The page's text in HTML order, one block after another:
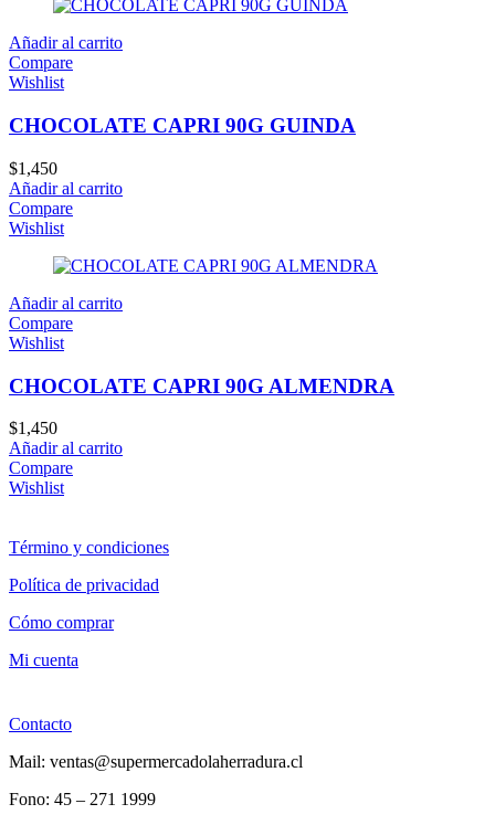
Añadir al carrito
Compare
Wishlist
CHOCOLATE CAPRI 90G GUINDA
$1,450
Añadir al carrito
Compare
Wishlist
Añadir al carrito
Compare
Wishlist
CHOCOLATE CAPRI 90G ALMENDRA
$1,450
Añadir al carrito
Compare
Wishlist
Término y condiciones
Política de privacidad
Cómo comprar
Mi cuenta
Contacto
Mail: ventas@supermercadolaherradura.cl
Fono: 45 – 271 1999